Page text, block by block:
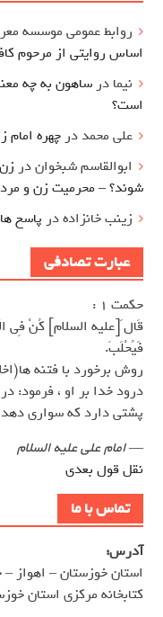
روابط عمومی موسسه
اساس روایتی از مرحوم
نیما در ساهون به چه
است؟
علی محمددر چهره
ابوالقاسم شبخواندر
شوند؟ – محرمیت زن و مرد
زینب خانزادهدر پاسخ
عبارت تصادفی
حکمت 1 :
قَال َ[عليه السلام] كُنْ فِى
فَيُحْلَبَ.
روش برخورد با فتنه
درود خدا بر او ، فرمود:
پشتى دارد كه سوارى دهد
—امام علی علیه السلام
نقل قول بعدی
تماس با ما
آدرس:
استان خوزستان – اهواز
کتابخانه مرکزی استان